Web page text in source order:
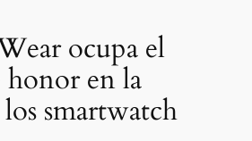
ocupa el
honor en la
smartwatch